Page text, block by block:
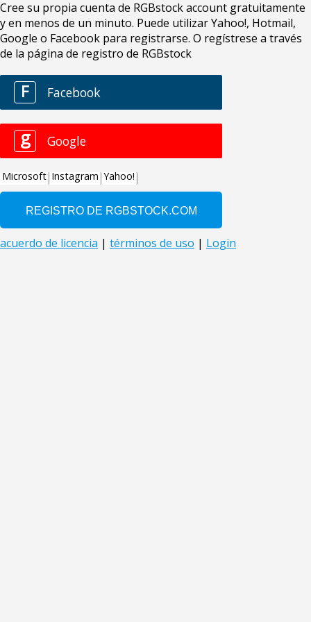
Cree su propia cuenta de RGBstock account gratuitamente
y en menos de un minuto. Puede utilizar Yahoo!, Hotmail,
Google o Facebook para registrarse. O regístrese a través
de la página de registro de RGBstock
F Facebook
g Google
Microsoft Instagram Yahoo!
acuerdo de licencia | términos de uso | Login